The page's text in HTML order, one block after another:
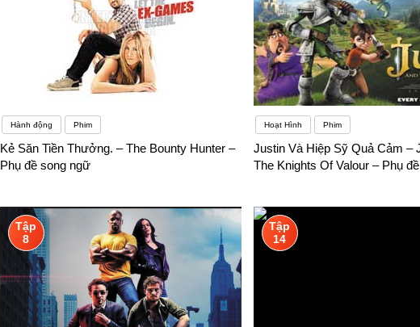
Hành động Phim
Kẻ Săn Tiền Thưởng. – The Bounty Hunter –
Phụ đề song ngữ
Hoạt Hình Phim
Justin Và Hiệp Sỹ Quả Cảm –
The Knights Of Valour – Phụ
Tập
8
Tập
14